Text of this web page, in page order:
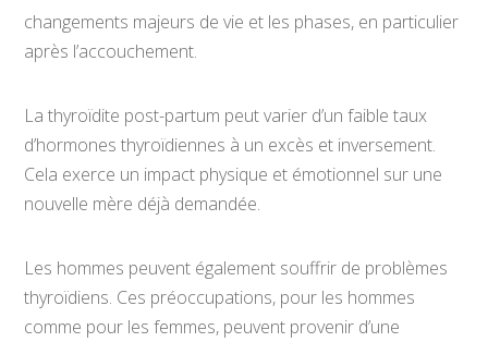
changements majeurs de vie et les phases, en particulier
après l’accouchement.
La thyroïdite post-partum peut varier d’un faible taux
d’hormones thyroïdiennes à un excès et inversement.
Cela exerce un impact physique et émotionnel sur une
nouvelle mère déjà demandée.
Les hommes peuvent également souffrir de problèmes
thyroïdiens. Ces préoccupations, pour les hommes
comme pour les femmes, peuvent provenir d’une